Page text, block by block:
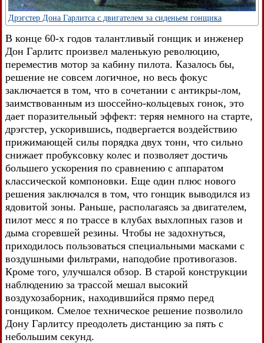
Дрэгстер Дона Гарлитса с двигателем за сиденьем гонщика
В конце 60-х годов талантливый гонщик и инженер
Дон Гарлитс произвел маленькую революцию,
переместив мотор за кабину пилота. Казалось бы,
решение не совсем логичное, но весь фокус
заключается в том, что в сочетании с антикры-лом,
заимствованным из шоссейно-кольцевых гонок, это
дает поразительный эффект: теряя немного на старте,
дрэгстер, ускорившись, подвергается воздействию
прижимающей силы порядка двух тонн, что сильно
снижает пробуксовку колес и позволяет достичь
большего ускорения по сравнению с аппаратом
классической компоновки. Еще один плюс нового
решения заключался в том, что гонщик выводился из
ядовитой зоны. Раньше, располагаясь за двигателем,
пилот месс я по трассе в клубах выхлопных газов и
дыма сгоревшей резины. Чтобы не задохнуться,
приходилось пользоваться специальными масками с
воздушными фильтрами, наподобие противогазов.
Кроме того, улучшался обзор. В старой конструкции
наблюдению за трассой мешал высокий
воздухозаборник, находившийся прямо перед
гонщиком. Смелое техническое решение позволило
Дону Гарлитсу преодолеть дистанцию за пять с
небольшим секунд.